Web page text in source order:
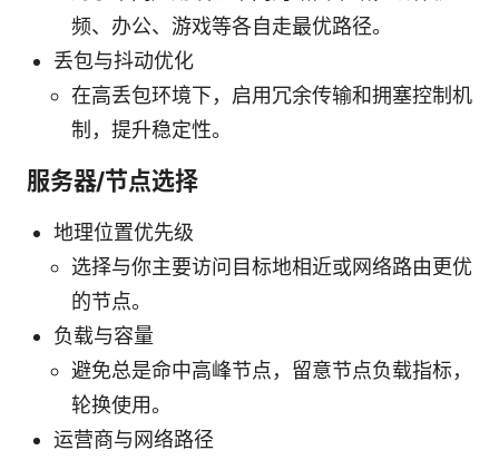
频、办公、游戏等各自走最优路径。
丢包与抖动优化
在高丢包环境下，启用冗余传输和拥塞控制机
制，提升稳定性。
服务器/节点选择
地理位置优先级
选择与你主要访问目标地相近或网络路由更优
的节点。
负载与容量
避免总是命中高峰节点，留意节点负载指标，
轮换使用。
运营商与网络路径